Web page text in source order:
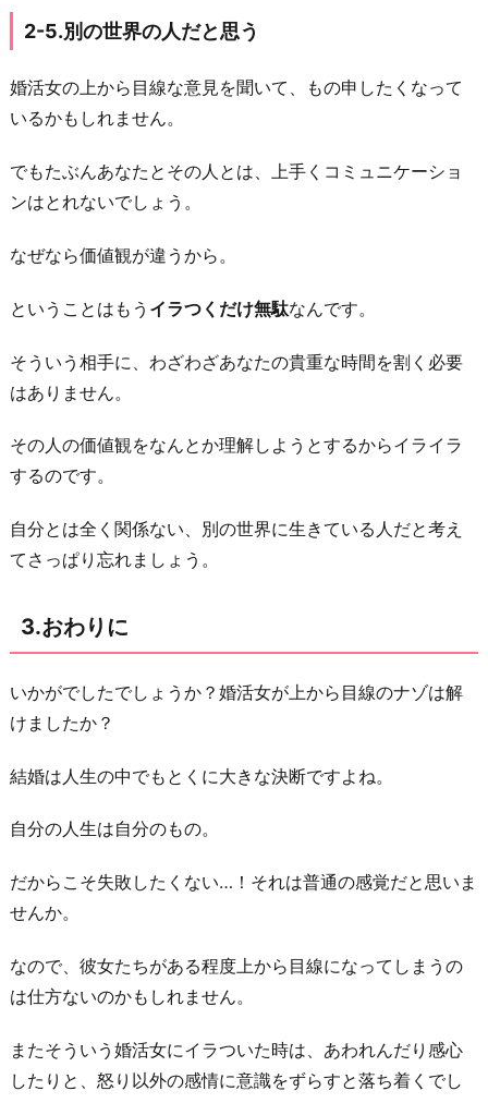
2-5.別の世界の人だと思う
婚活女の上から目線な意見を聞いて、もの申したくなって
いるかもしれません。
でもたぶんあなたとその人とは、上手くコミュニケーショ
ンはとれないでしょう。
なぜなら価値観が違うから。
ということはもう イラつくだけ無駄なんです。
そういう相手に、わざわざあなたの貴重な時間を割く必要
はありません。
その人の価値観をなんとか理解しようとするからイライラ
するのです。
自分とは全く関係ない、別の世界に生きている人だと考え
てさっぱり忘れましょう。
3.おわりに
いかがでしたでしょうか？婚活女が上から目線のナゾは解
けましたか？
結婚は人生の中でもとくに大きな決断ですよね。
自分の人生は自分のもの。
だからこそ失敗したくない…！それは普通の感覚だと思いま
せんか。
なので、彼女たちがある程度上から目線になってしまうの
は仕方ないのかもしれません。
またそういう婚活女にイラついた時は、あわれんだり感心
したりと、怒り以外の感情に意識をずらすと落ち着くでし